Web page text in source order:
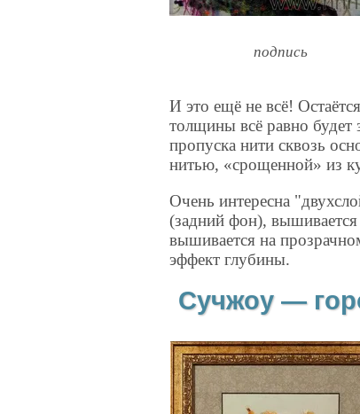
подпись
И это ещё не всё!
толщины всё равно будет
пропуска нити сквозь
нитью, «срощенной» из
Очень интересна
(задний фон),
вышивается на
эффект глубины.
Сучжоу —